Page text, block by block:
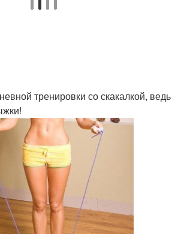
тренировки со скакалкой, ведь